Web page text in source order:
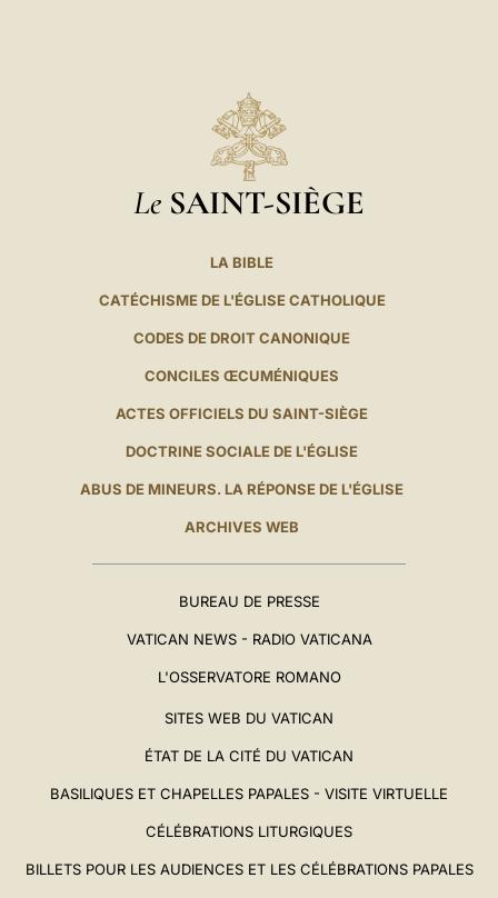
Le SAINT-SIÈGE
LA BIBLE
CATÉCHISME DE L'ÉGLISE CATHOLIQUE
CODES DE DROIT CANONIQUE
CONCILES ŒCUMÉNIQUES
ACTES OFFICIELS DU SAINT-SIÈGE
DOCTRINE SOCIALE DE L'ÉGLISE
ABUS DE MINEURS. LA RÉPONSE DE L'ÉGLISE
ARCHIVES WEB
BUREAU DE PRESSE
VATICAN NEWS - RADIO VATICANA
L'OSSERVATORE ROMANO
SITES WEB DU VATICAN
ÉTAT DE LA CITÉ DU VATICAN
BASILIQUES ET CHAPELLES PAPALES - VISITE VIRTUELLE
CÉLÉBRATIONS LITURGIQUES
BILLETS POUR LES AUDIENCES ET LES CÉLÉBRATIONS PAPALES